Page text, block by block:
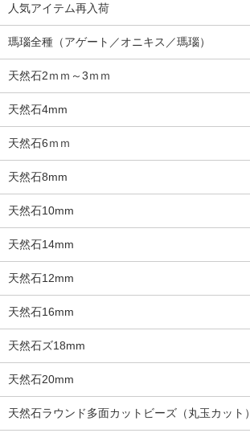
人気アイテム再入荷
瑪瑙全種（アゲート／オニキス／瑪瑙）
天然石2ｍｍ～3ｍｍ
天然石4mm
天然石6ｍｍ
天然石8mm
天然石10mm
天然石14mm
天然石12mm
天然石16mm
天然石ズ18mm
天然石20mm
天然石ラウンド多面カットビーズ（丸玉カット）